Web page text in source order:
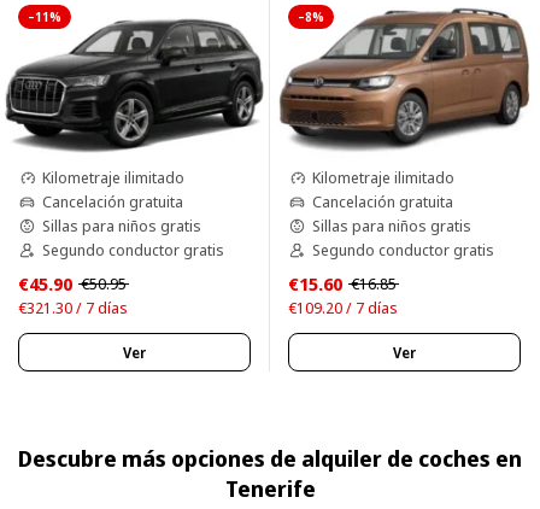
–11%
Kilometraje ilimitado
Cancelación gratuita
Sillas para niños gratis
Segundo conductor gratis
€45.90 €50.95
€321.30 / 7 días
Ver
–8%
Kilometraje ilimitado
Cancelación gratuita
Sillas para niños gratis
Segundo conductor gratis
€15.60 €16.85
€109.20 / 7 días
Ver
Descubre más opciones de alquiler de coches en
Tenerife